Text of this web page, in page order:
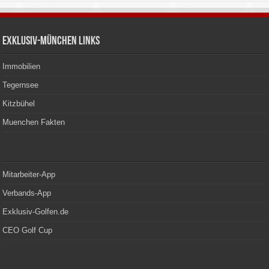
Exklusiv-München Links
Immobilien
Tegernsee
Kitzbühel
Muenchen Fakten
Mitarbeiter-App
Verbands-App
Exklusiv-Golfen.de
CEO Golf Cup